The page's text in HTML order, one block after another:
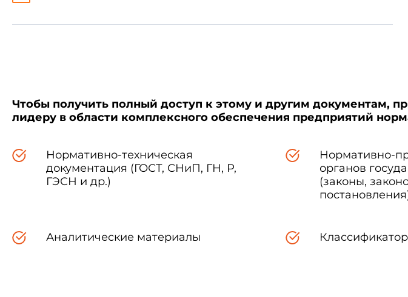
"Колонка", обозначения типа колонки и настоящего стандарта.
Чтобы получить полный доступ к этому и другим документам,
лидеру в области комплексного обеспечения предприятий
Нормативно-техническая
документация (ГОСТ, СНиП, ГН, Р,
ГЭСН и др.)
Нормативно-
органов
(законы,
Аналитические материалы